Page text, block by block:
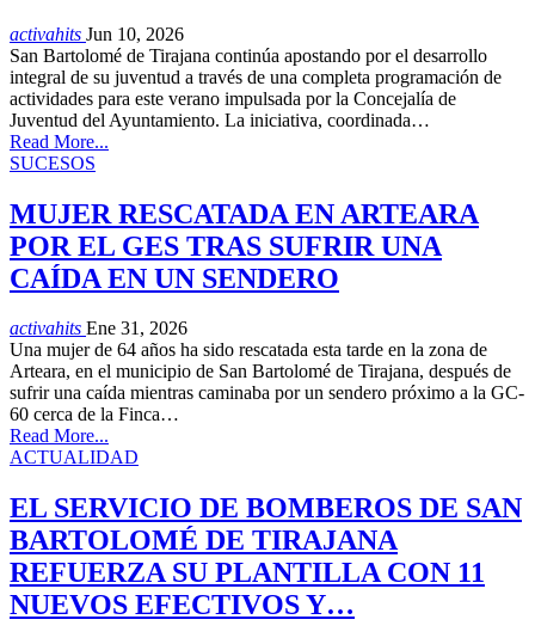
activahits Jun 10, 2026
San Bartolomé de Tirajana continúa apostando por el desarrollo
integral de su juventud a través de una completa programación de
actividades para este verano impulsada por la Concejalía de
Juventud del Ayuntamiento. La iniciativa, coordinada…
Read More...
SUCESOS
MUJER RESCATADA EN ARTEARA
POR EL GES TRAS SUFRIR UNA
CAÍDA EN UN SENDERO
activahits Ene 31, 2026
Una mujer de 64 años ha sido rescatada esta tarde en la zona de
Arteara, en el municipio de San Bartolomé de Tirajana, después de
sufrir una caída mientras caminaba por un sendero próximo a la GC-
60 cerca de la Finca…
Read More...
ACTUALIDAD
EL SERVICIO DE BOMBEROS DE SAN
BARTOLOMÉ DE TIRAJANA
REFUERZA SU PLANTILLA CON 11
NUEVOS EFECTIVOS Y…